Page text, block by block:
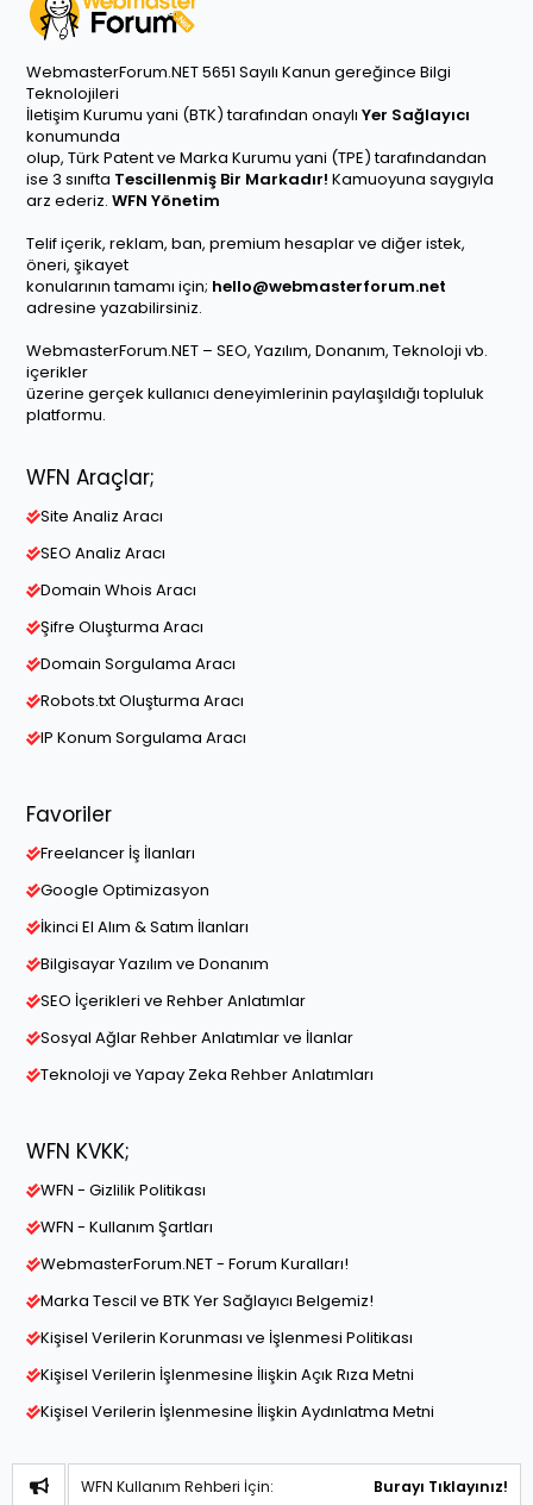
WebmasterForum.NET 5651 Sayılı Kanun gereğince Bilgi
Teknolojileri
İletişim Kurumu yani (BTK) tarafından onaylı Yer Sağlayıcı
konumunda
olup, Türk Patent ve Marka Kurumu yani (TPE) tarafındandan
ise 3 sınıfta Tescillenmiş Bir Markadır! Kamuoyuna saygıyla
arz ederiz. WFN Yönetim
Telif içerik, reklam, ban, premium hesaplar ve diğer istek,
öneri, şikayet
konularının tamamı için; hello@webmasterforum.net
adresine yazabilirsiniz.
WebmasterForum.NET – SEO, Yazılım, Donanım, Teknoloji vb.
içerikler
üzerine gerçek kullanıcı deneyimlerinin paylaşıldığı topluluk
platformu.
WFN Araçlar;
Site Analiz Aracı
SEO Analiz Aracı
Domain Whois Aracı
Şifre Oluşturma Aracı
Domain Sorgulama Aracı
Robots.txt Oluşturma Aracı
IP Konum Sorgulama Aracı
Favoriler
Freelancer İş İlanları
Google Optimizasyon
İkinci El Alım & Satım İlanları
Bilgisayar Yazılım ve Donanım
SEO İçerikleri ve Rehber Anlatımlar
Sosyal Ağlar Rehber Anlatımlar ve İlanlar
Teknoloji ve Yapay Zeka Rehber Anlatımları
WFN KVKK;
WFN - Gizlilik Politikası
WFN - Kullanım Şartları
WebmasterForum.NET - Forum Kuralları!
Marka Tescil ve BTK Yer Sağlayıcı Belgemiz!
Kişisel Verilerin Korunması ve İşlenmesi Politikası
Kişisel Verilerin İşlenmesine İlişkin Açık Rıza Metni
Kişisel Verilerin İşlenmesine İlişkin Aydınlatma Metni
WFN Kullanım Rehberi İçin: Burayı Tıklayınız!